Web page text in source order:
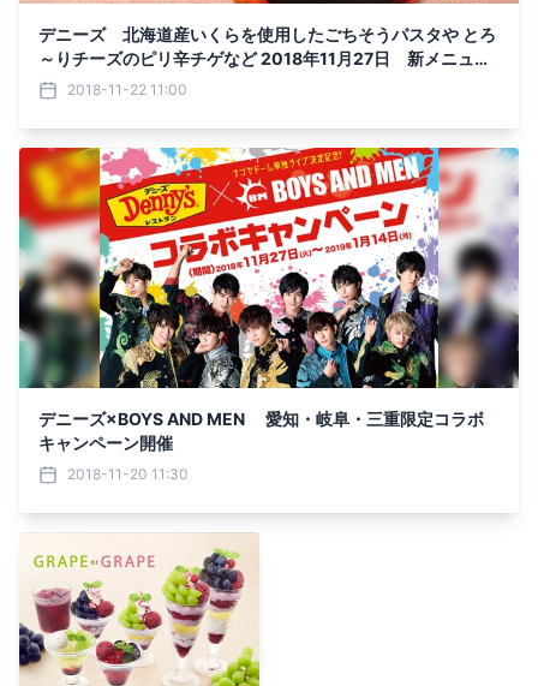
デニーズ 北海道産いくらを使用したごちそうパスタや とろ
～りチーズのピリ辛チゲなど 2018年11月27日 新メニュー
販売開始2018-11-22 11:00
デニーズ×BOYS AND MEN 愛知・岐阜・三重限定コラボ
キャンペーン開催
2018-11-20 11:30